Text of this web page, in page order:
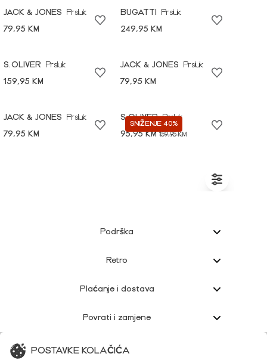
JACK & JONES
Prsluk
79,95 KM
BUGATTI
Prsluk
249,95 KM
S.OLIVER
Prsluk
159,95 KM
JACK & JONES
Prsluk
79,95 KM
JACK & JONES
Prsluk
79,95 KM
SNIŽENJE 40%
S.OLIVER Prsluk
95,95 KM159,95 KM
Podrška
Retro
Plaćanje i dostava
Povrati i zamjene
Korisnička podrška
POSTAVKE KOLAČIĆA